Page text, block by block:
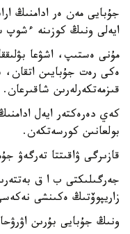
جۇبايى مەن ەر ادامنىڭ
ايەلى ونىڭ كوزىنە ءشوپ
مۇنى ەستىپ، اشۋعا
ەكى رەت جۇبايىن
قىزمەتكەرلەرىن شاقىرعان.
كەي دەرەكتەر ايەل
بولعانىن كورسەتكەن.
قازىرگى ۋاقىتتا تەرگەۋ
جەرگىلىكتى ب ا ق
زاريپوۆتىڭ ەكىنشى
ونىڭ جۇبايى بۇرىن